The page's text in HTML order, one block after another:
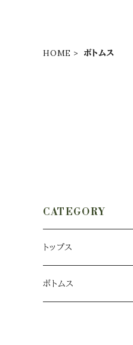
HOME ボトムス
CATEGORY
トップス
ボトムス